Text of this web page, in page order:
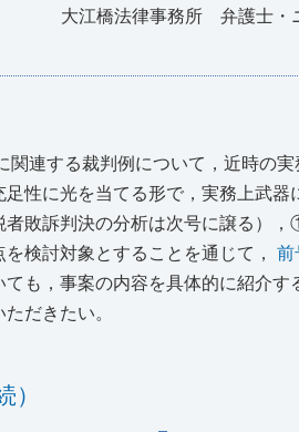
大江橋法律事務所 弁護士
連する裁判例について，近時の
性に光を当てる形で，実務上武器
敗訴判決の分析は次号に譲る）
検討対象とすることを通じて，前
も，事案の内容を具体的に紹介す
だきたい。